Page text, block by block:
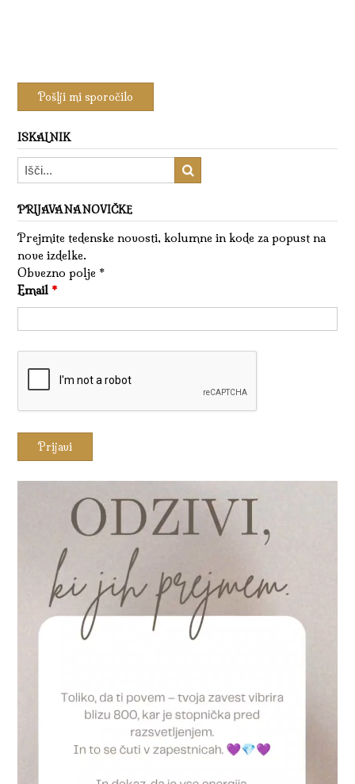
ISKALNIK
PRIJAVA NA NOVIČKE
Prejmite tedenske novosti, kolumne in kode za popust na
nove izdelke.
Obvezno polje *
Email *